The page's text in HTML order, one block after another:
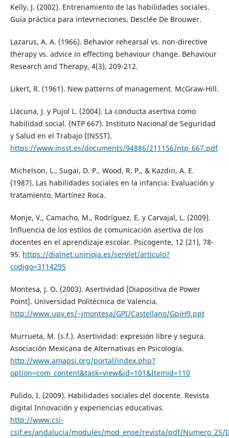
Kelly, J. (2002). Entrenamiento de las habilidades sociales.
Guia práctica para intevrneciones. Desclée De Brouwer.
Lazarus, A. A. (1966). Behavior rehearsal vs. non-directive
therapy vs. advice in effecting behaviour change. Behaviour
Research and Therapy, 4(3), 209-212.
Likert, R. (1961). New patterns of management. McGraw-Hill.
Llacuna, J. y Pujol L. (2004). La conducta asertiva como
habilidad social. (NTP 667). Instituto Nacional de Seguridad
y Salud en el Trabajo (INSST).
https://www.insst.es/documents/94886/211156/ntp_667.pdf
Michelson, L., Sugai, D. P., Wood, R. P., & Kazdin, A. E.
(1987). Las habilidades sociales en la infancia: Evaluación y
tratamiento. Martínez Roca.
Monje, V., Camacho, M., Rodríguez, E. y Carvajal, L. (2009).
Influencia de los estilos de comunicación asertiva de los
docentes en el aprendizaje escolar. Psicogente, 12 (21), 78-
95. https://dialnet.unirioja.es/servlet/articulo?
codigo=3114295
Montesa, J. O. (2003). Asertividad [Diapositiva de Power
Point]. Universidad Politécnica de Valencia.
http://www.upv.es/~jmontesa/GPI/Castellano/GpiH9.ppt
Murrueta, M. (s.f.). Asertividad: expresión libre y segura.
Asociación Mexicana de Alternativas en Psicología.
http://www.amapsi.org/portal/index.php?
option=com_content&task=view&id=101&Itemid=110
Pulido, I. (2009). Habilidades sociales del docente. Revista
digital Innovación y experiencias educativas.
http://www.csi-
csif.es/andalucia/modules/mod_ense/revista/pdf/Numero_25/